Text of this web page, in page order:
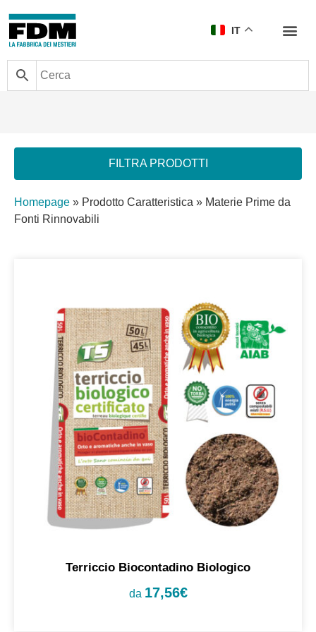
IT
FILTRA PRODOTTI
Homepage » Prodotto Caratteristica » Materie Prime da
Fonti Rinnovabili
Terriccio Biocontadino Biologico
da 17,56€